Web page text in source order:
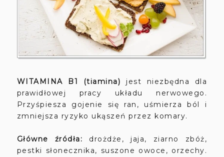
WITAMINA B1 (tiamina) jest niezbędna dla
prawidłowej pracy układu nerwowego.
Przyśpiesza gojenie się ran, uśmierza ból i
zmniejsza ryzyko ukąszeń przez komary.
Główne źródła: drożdże, jaja, ziarno zbóż,
pestki słonecznika, suszone owoce, orzechy.